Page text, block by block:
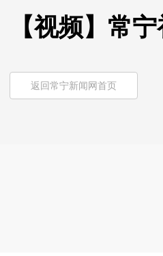
【视频】常
返回常宁新闻网首页